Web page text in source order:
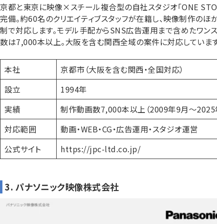
京都と東京に映像×スチール複合型の自社スタジオ「ONE
完備。約60名のクリエイティブスタッフが在籍し、映像制作のほ
制で対応します。モデル手配からSNS広告運用まで含めたワン
数は7,000本以上。大阪を含む関西全域の案件に対応していま
本社
京都市（大阪を含む関西・全国対応）
設立
1994年
実績
制作動画数7,000本以上（2009年9月〜2025
対応範囲
動画・WEB・CG・広告運用・スタジオ運営
公式サイト
https://jpc-ltd.co.jp/
3. パナソニック映像株式会社